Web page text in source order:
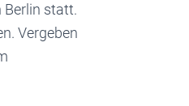
Berlin statt.
Vergeben